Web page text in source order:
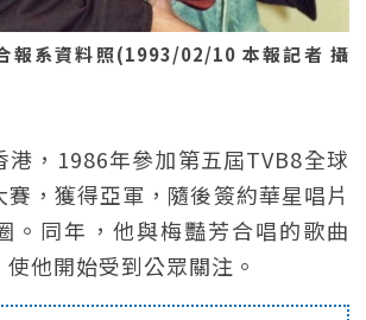
報系資料照(1993/02/10 本報記者 攝
港，1986年參加第五屆TVB8全球
，獲得亞軍，隨後簽約華星唱片
。同年，他與梅豔芳合唱的歌曲
使他開始受到公眾關注。